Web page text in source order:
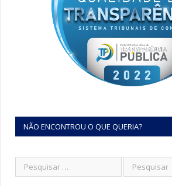
NÃO ENCONTROU O QUE QUERIA?